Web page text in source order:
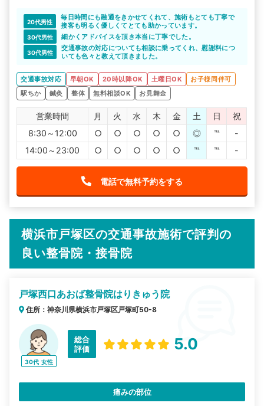
20代男性
毎日時間にも融通をきかせてくれて、施術もとても丁寧で
接客も明るく優しくてとても助かっています。
30代男性 細かくアドバイスを頂き本当に丁寧でした。
30代男性
交通事故の対応についても相談に乗ってくれ、慰謝料につ
いても色々と教えて頂きました。
交通事故対応 早朝OK 20時以降OK 土曜日OK
お子様同伴可
駅ちか
鍼灸 整体 無料相談OK お見舞金
営業時間 月 火 水 木 金 土 日
祝
8:30～12:00
○ ○ ○ ○ ○ ◎ ℡
-
14:00～23:00
○ ○ ○ ○ ○ ℡ ℡ -
電話で無料予約をする
横浜市戸塚区の交通事故施術で評判の
良い整骨院・接骨院
戸塚西口あおば整骨院はりきゅう院
住所：神奈川県横浜市戸塚区戸塚町50-8
30代 女性
総合
評価
5.0
痛みの部位